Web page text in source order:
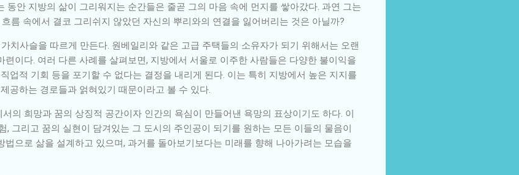
동안 지방의 삶이 그리워지는 순간들은 줄곧 그의 마음 속에 먼지를 쌓아갔다. 과연 그는
름 속에서 결코 그리쉬지 않았던 자신의 뿌리와의 연결을 잃어버리는 것은 아닐까?
치사슬을 따르게 만든다. 원베일리와 같은 고급 주택들의 소유자가 되기 위해서는 오랜
이다. 여러 다른 사례를 살펴보면, 지방에서 서울로 이주한 사람들은 다양한 불이익을
업적 기회 등을 포기할 수 없다는 결정을 내리게 된다. 이는 특히 지방에서 높은 지지를
공하는 경로들과 얽혀있기 때문이라고 볼 수 있다.
의 희망과 꿈의 상징적 공간이자 인간의 욕심이 만들어낸 욕망의 표상이기도 하다. 이
, 그리고 꿈의 실현이 담겨있는 그 도시의 주인공이 되기를 원하는 모든 이들의 물음이
으로 삶을 설계하고 있으며, 과거를 돌아보기보다는 미래를 향해 나아가려는 모습을